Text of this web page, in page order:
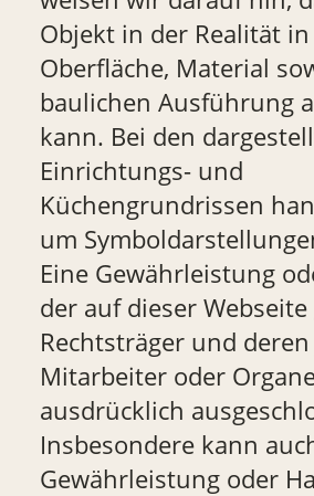
Objekt in der Realität in
Oberfläche, Material
baulichen Ausführung
kann. Bei den
Einrichtungs- und
Küchengrundrissen
um
Eine Gewährleistung
der auf dieser
Rechtsträger und
Mitarbeiter oder
ausdrücklich
Insbesondere kann
Gewährleistung oder